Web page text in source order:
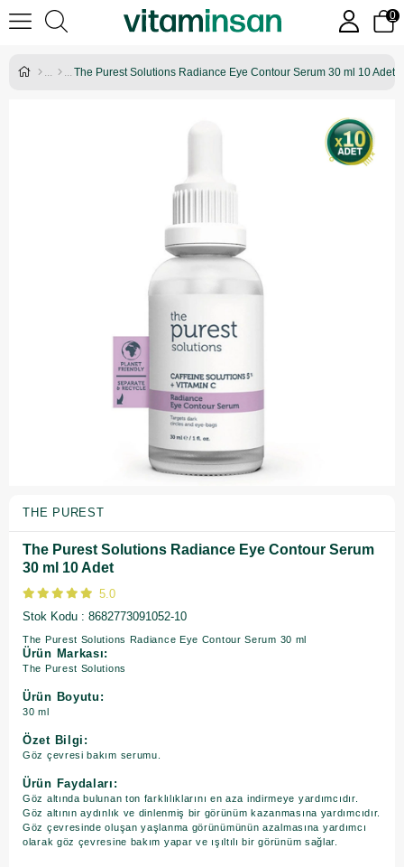
0
The Purest Solutions Radiance Eye Contour Serum 30 ml 10 Adet
THE PUREST
The Purest Solutions Radiance Eye Contour Serum
30 ml 10 Adet
5.0
Stok Kodu
8682773091052-10
The Purest Solutions Radiance Eye Contour Serum 30 ml
Ürün Markası:
The Purest Solutions
Ürün Boyutu:
30 ml
Özet Bilgi:
Göz çevresi bakım serumu.
Ürün Faydaları:
Göz altında bulunan ton farklılıklarını en aza indirmeye yardımcıdır.
Göz altının aydınlık ve dinlenmiş bir görünüm kazanmasına yardımcıdır.
Göz çevresinde oluşan yaşlanma görünümünün azalmasına yardımcı
olarak göz çevresine bakım yapar ve ışıltılı bir görünüm sağlar.